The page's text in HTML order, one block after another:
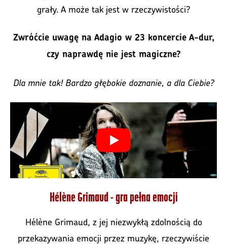
grały. A może tak jest w rzeczywistości?
Zwróćcie uwagę na Adagio w 23 koncercie A-dur,
czy naprawdę nie jest magiczne?
Dla mnie tak! Bardzo głębokie doznanie, a dla Ciebie?
Hélène Grimaud - gra pełna emocji
Hélène Grimaud, z jej niezwykłą zdolnością do
przekazywania emocji przez muzykę, rzeczywiście